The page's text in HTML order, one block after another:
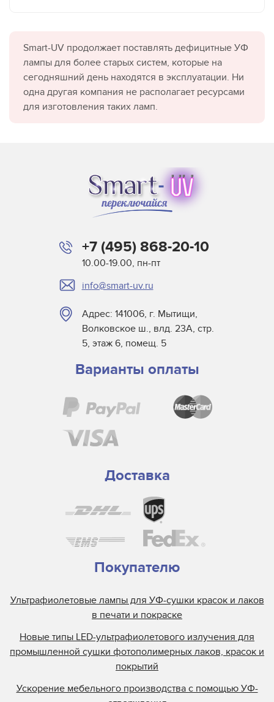
Smart-UV продолжает поставлять дефицитные УФ
лампы для более старых систем, которые на
сегодняшний день находятся в эксплуатации. Ни
одна другая компания не располагает ресурсами
для изготовления таких ламп.
+7 (495) 868-20-10
10.00-19.00, пн-пт
info@smart-uv.ru
Адрес: 141006, г. Мытищи,
Волковское ш., влд. 23А, стр.
5, этаж 6, помещ. 5
Варианты оплаты
Доставка
Покупателю
Ультрафиолетовые лампы для УФ-сушки красок и лаков
в печати и покраске
Новые типы LED-ультрафиолетового излучения для
промышленной сушки фотополимерных лаков, красок и
покрытий
Ускорение мебельного производства с помощью УФ-